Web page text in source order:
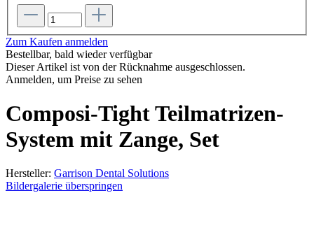
Zum Kaufen anmelden
Bestellbar, bald wieder verfügbar
Dieser Artikel ist von der Rücknahme ausgeschlossen.
Anmelden, um Preise zu sehen
Composi-Tight Teilmatrizen-
System mit Zange, Set
Hersteller: Garrison Dental Solutions
Bildergalerie überspringen